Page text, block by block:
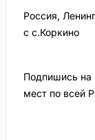
Россия,
с с.Коркино
Подпишись на
мест по всей